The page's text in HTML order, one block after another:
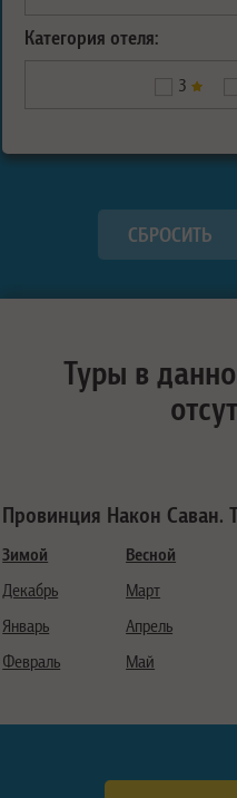
Категория отеля:
3
Туры в
Провинция Након Саван.
Зимой
Декабрь
Январь
Февраль
Весной
Март
Апрель
Май